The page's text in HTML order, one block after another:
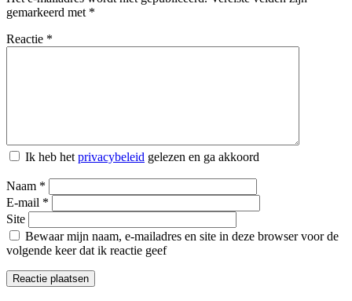
gemarkeerd met *
Reactie *
Ik heb het privacybeleid gelezen en ga akkoord
Naam *
E-mail *
Site
Bewaar mijn naam, e-mailadres en site in deze browser voor de
volgende keer dat ik reactie geef